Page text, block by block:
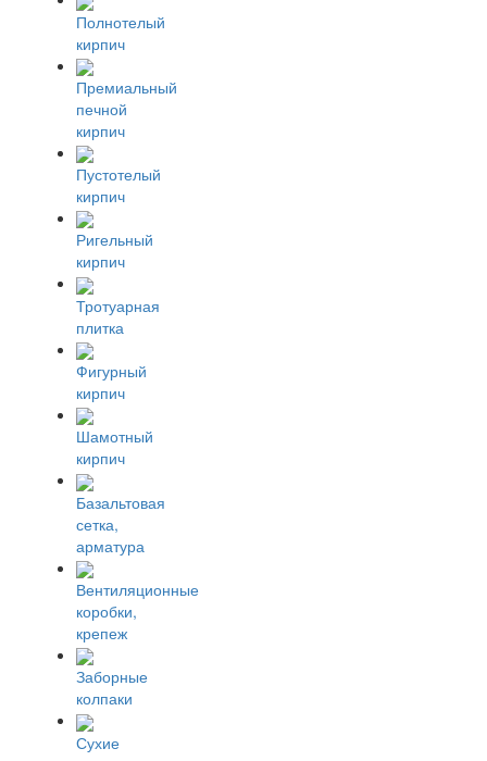
Полнотелый
кирпич
Премиальный
печной
кирпич
Пустотелый
кирпич
Ригельный
кирпич
Тротуарная
плитка
Фигурный
кирпич
Шамотный
кирпич
Базальтовая
сетка,
арматура
Вентиляционные
коробки,
крепеж
Заборные
колпаки
Сухие